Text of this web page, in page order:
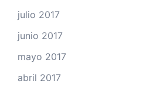
julio 2017
junio 2017
mayo 2017
abril 2017